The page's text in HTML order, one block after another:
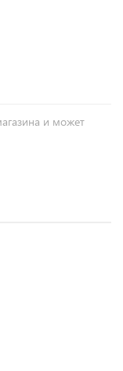
и может